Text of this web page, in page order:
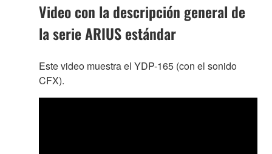
Video con la descripción general de
la serie ARIUS estándar
Este video muestra el YDP-165 (con el sonido
CFX).